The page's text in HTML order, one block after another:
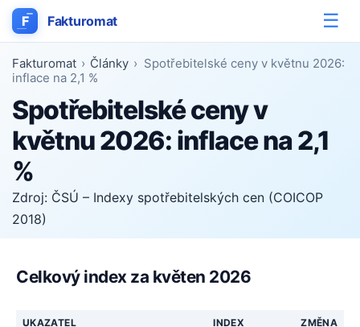
F Fakturomat ☰
Fakturomat › Články › Spotřebitelské ceny v květnu 2026:
inflace na 2,1 %
Spotřebitelské ceny v
květnu 2026: inflace na 2,1
%
Zdroj: ČSÚ – Indexy spotřebitelských cen (COICOP
2018)
Celkový index za květen 2026
UKAZATEL INDEX ZMĚNA